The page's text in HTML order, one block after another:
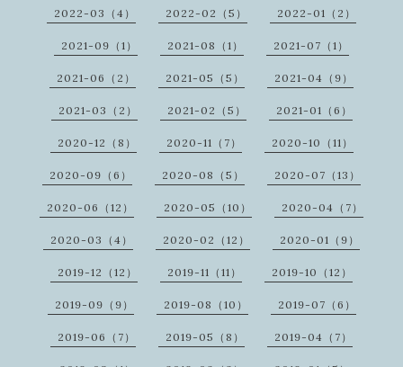
2022-03（4） 2022-02（5） 2022-01（2）
2021-09（1） 2021-08（1） 2021-07（1）
2021-06（2） 2021-05（5） 2021-04（9）
2021-03（2） 2021-02（5） 2021-01（6）
2020-12（8） 2020-11（7） 2020-10（11）
2020-09（6） 2020-08（5） 2020-07（13）
2020-06（12） 2020-05（10） 2020-04（7）
2020-03（4） 2020-02（12） 2020-01（9）
2019-12（12） 2019-11（11） 2019-10（12）
2019-09（9） 2019-08（10） 2019-07（6）
2019-06（7） 2019-05（8） 2019-04（7）